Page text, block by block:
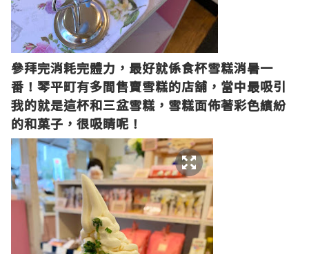
參拜完消耗完體力，最好就係食杯雪糕消暑一
番！琴平町有多間售賣雪糕的店舖，當中最吸引
我的就是這杯和三盆雪糕，雪糕面佈著彩色繽紛
的和菓子，很吸睛呢！